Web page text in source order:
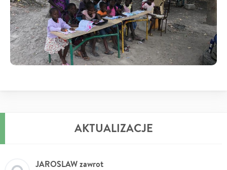
AKTUALIZACJE
JAROSLAW zawrot